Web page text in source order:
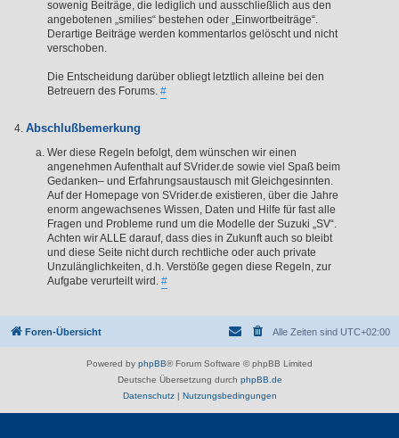
sowenig Beiträge, die lediglich und ausschließlich aus den
angebotenen „smilies“ bestehen oder „Einwortbeiträge“.
Derartige Beiträge werden kommentarlos gelöscht und nicht
verschoben.
Die Entscheidung darüber obliegt letztlich alleine bei den
Betreuern des Forums. #
Abschlußbemerkung
Wer diese Regeln befolgt, dem wünschen wir einen
angenehmen Aufenthalt auf SVrider.de sowie viel Spaß beim
Gedanken– und Erfahrungsaustausch mit Gleichgesinnten.
Auf der Homepage von SVrider.de existieren, über die Jahre
enorm angewachsenes Wissen, Daten und Hilfe für fast alle
Fragen und Probleme rund um die Modelle der Suzuki „SV“.
Achten wir ALLE darauf, dass dies in Zukunft auch so bleibt
und diese Seite nicht durch rechtliche oder auch private
Unzulänglichkeiten, d.h. Verstöße gegen diese Regeln, zur
Aufgabe verurteilt wird. #
Foren-Übersicht Alle Zeiten sind UTC+02:00
Powered by phpBB® Forum Software © phpBB Limited
Deutsche Übersetzung durch phpBB.de
Datenschutz| Nutzungsbedingungen